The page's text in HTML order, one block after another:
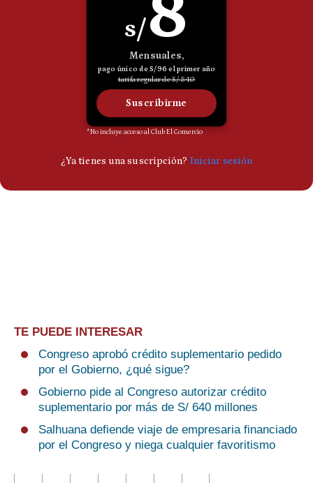
TE PUEDE INTERESAR
Congreso aprobó crédito suplementario pedido
por el Gobierno, ¿qué sigue?
Gobierno pide al Congreso autorizar crédito
suplementario por más de S/ 640 millones
Salhuana defiende viaje de empresaria financiado
por el Congreso y niega cualquier favoritismo